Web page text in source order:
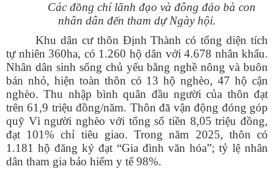
Các đồng chí lãnh đạo và đông đảo bà con
nhân dân đến tham dự Ngày hội.
Khu dân cư thôn Định Thành có tổng diện tích
tự nhiên 360ha, có 1.260 hộ dân với 4.678 nhân khẩu.
Nhân dân sinh sống chủ yếu bằng nghề nông và buôn
bán nhỏ, hiện toàn thôn có 13 hộ nghèo, 47 hộ cận
nghèo. Thu nhập bình quân đầu người của thôn đạt
trên 61,9 triệu đồng/năm. Thôn đã vận động đóng góp
quỹ Vì người nghèo với tổng số tiền 8,05 triệu đồng,
đạt 101% chỉ tiêu giao. Trong năm 2025, thôn có
1.181 hộ đăng ký đạt “Gia đình văn hóa”; tỷ lệ nhân
dân tham gia bảo hiểm y tế 98%.